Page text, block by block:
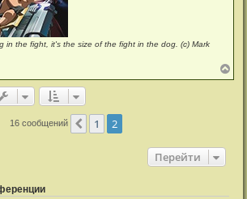
in the fight, it's the size of the fight in the dog. (c) Mark
е
16 сообщений Пред.
1 2
Перейти